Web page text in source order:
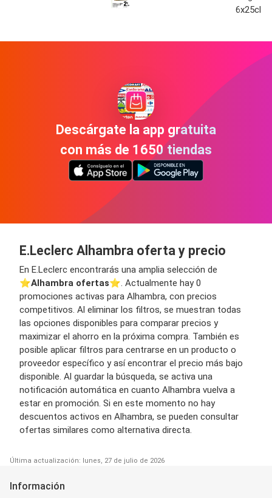
6x25cl
Descárgate la app gratuita
con más de 1650 tiendas
E.Leclerc Alhambra oferta y precio
En E.Leclerc encontrarás una amplia selección de
⭐️Alhambra ofertas⭐️. Actualmente hay 0
promociones activas para Alhambra, con precios
competitivos. Al eliminar los filtros, se muestran todas
las opciones disponibles para comparar precios y
maximizar el ahorro en la próxima compra. También es
posible aplicar filtros para centrarse en un producto o
proveedor específico y así encontrar el precio más bajo
disponible. Al guardar la búsqueda, se activa una
notificación automática en cuanto Alhambra vuelva a
estar en promoción. Si en este momento no hay
descuentos activos en Alhambra, se pueden consultar
ofertas similares como alternativa directa.
Última actualización: lunes, 27 de julio de 2026
Información